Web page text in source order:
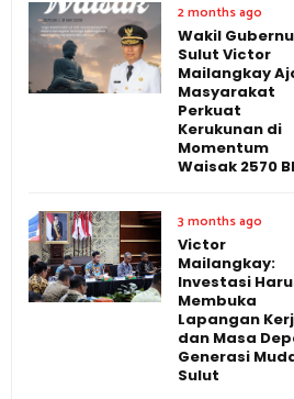
2 months ago
Wakil
Sulut Victor
Mailangkay
Masyarakat
Perkuat
Kerukunan di
Momentum
Waisak 2570
3 months ago
Victor
Mailangkay:
Investasi
Membuka
Lapangan
dan Masa
Generasi
Sulut